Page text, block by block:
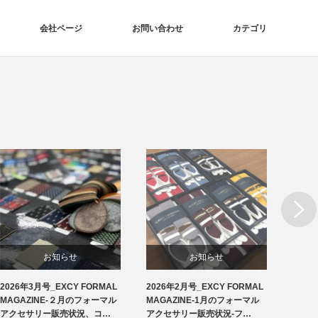
会社ページ お問い合わせ カテゴリ
お知らせ
洲鎌ブログ
2026年3月号_EXCY FORMAL
MAGAZINE-２月のフォーマル
アクセサリー販売状況、コ…
お知らせ
フォーマルアクセサリー
2026年2月号_EXCY FORMAL
MAGAZINE-1月のフォーマル
アクセサリー販売状況-フ…
Next